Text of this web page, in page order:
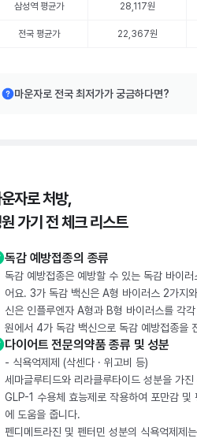
삼성역평균가 28,117원
전국 평균가 22,367원
마운자로 전국 최저가가 궁금하다면?
자로 처방,
가기 전 체크 리스트
독감 예방접종의 종류
독감 예방접종은 예방할 수 있는 독감 바이
어요. 3가 독감 백신은 A형 바이러스 2가지
신은 인플루엔자 A형과 B형 바이러스를 각
원에서 4가 독감 백신으로 독감 예방접종을
다이어트 전문의약품 종류 및 성분
- 식욕억제제 (삭센다 · 위고비 등)
세마글루티드와 리라클루타이드 성분을 가
GLP-1 수용체 효능제로 작용하여 포만감
에 도움을 줍니다.
펜디메트라진 및 펜터민 성분의 식욕억제제